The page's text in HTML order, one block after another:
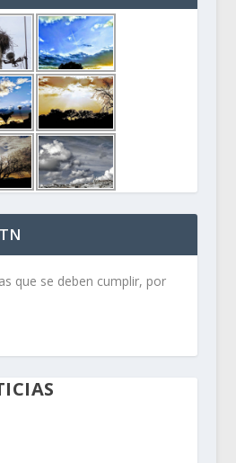
que se deben cumplir, por